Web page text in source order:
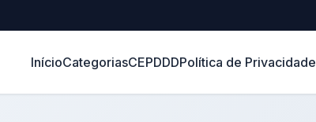
InícioCategoriasCEPDDDPolítica de Privacidade